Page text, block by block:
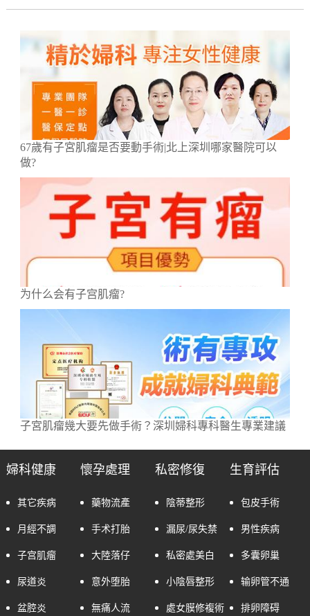
67歲有子宮肌瘤是否要動手術|北上深圳哪家醫院可以
做?
为什么会有子宫肌瘤?
子宮肌瘤幾大要先做手術？深圳婦科專科醫生專業建議
婦科健康
其它疾病
月經不調
子宫肌瘤
尿道炎
盆腔炎
懷孕處理
藥物流產
手术打胎
大陸落仔
意外堕胎
無痛人流
私密修復
陰蒂整形
漏尿/尿失禁
私密處美白
小陰唇整形
處女膜修複術
生育評估
包皮手術
男性疾病
多囊卵巢
输卵管不通
排卵障碍